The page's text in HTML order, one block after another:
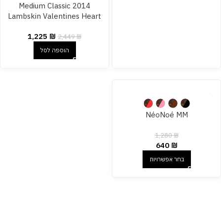
2014 Medium Classic
Lambskin Valentines Heart
shoulder bag
2,449₪
1,225 ₪
הוספה לסל
NéoNoé MM
1,280₪
640 ₪
בחר אפשרויות